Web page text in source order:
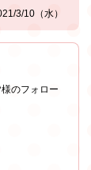
3/10（水）
のフォロー